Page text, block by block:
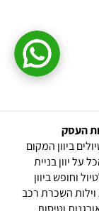
העסק
ביוון המקום
על יוון בניית
וחופש ביוון
וילות השכרת רכב